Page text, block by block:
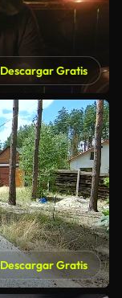
Descargar Gratis
Descargar Gratis